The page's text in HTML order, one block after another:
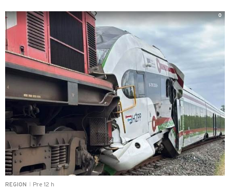
REGION Pre 12 h
0